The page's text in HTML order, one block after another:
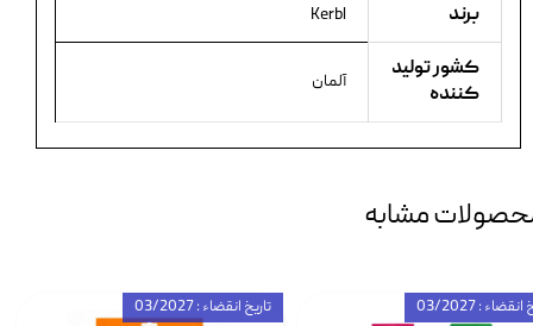
برند Kerbl
کشور تولید
کننده
آلمان
مشابه
تاریخ انقضاء : 03/2027 : 03/2027